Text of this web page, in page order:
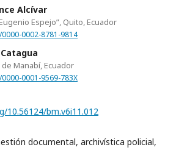
Alcívar
Espejo”, Quito, Ecuador
0002-8781-9814
Manabí, Ecuador
0001-9569-783X
10.56124/bm.v6i11.012
documental, archivística policial,